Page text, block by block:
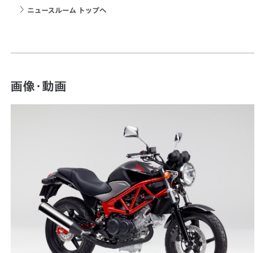
ニュースルーム トップへ
画像・動画